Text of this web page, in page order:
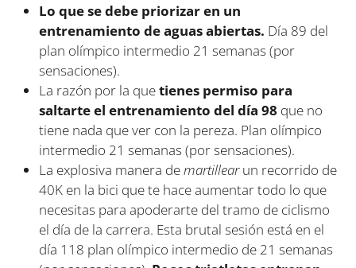
Lo que se debe priorizar en un
entrenamiento de aguas abiertas. Día 89 del
plan olímpico intermedio 21 semanas (por
sensaciones).
La razón por la quetienes permiso para
saltarte el entrenamiento del día 98 que no
tiene nada que ver con la pereza. Plan olímpico
intermedio 21 semanas (por sensaciones).
La explosiva manera demartillearun recorrido de
40K en la bici que te hace aumentar todo lo que
necesitas para apoderarte del tramo de ciclismo
el día de la carrera. Esta brutal sesión está en el
día 118 plan olímpico intermedio de 21 semanas